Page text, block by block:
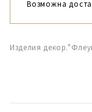
Возможна
Изделия